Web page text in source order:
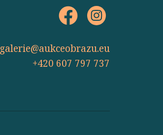
galerie@aukceobrazu.eu
+420 607 797 737